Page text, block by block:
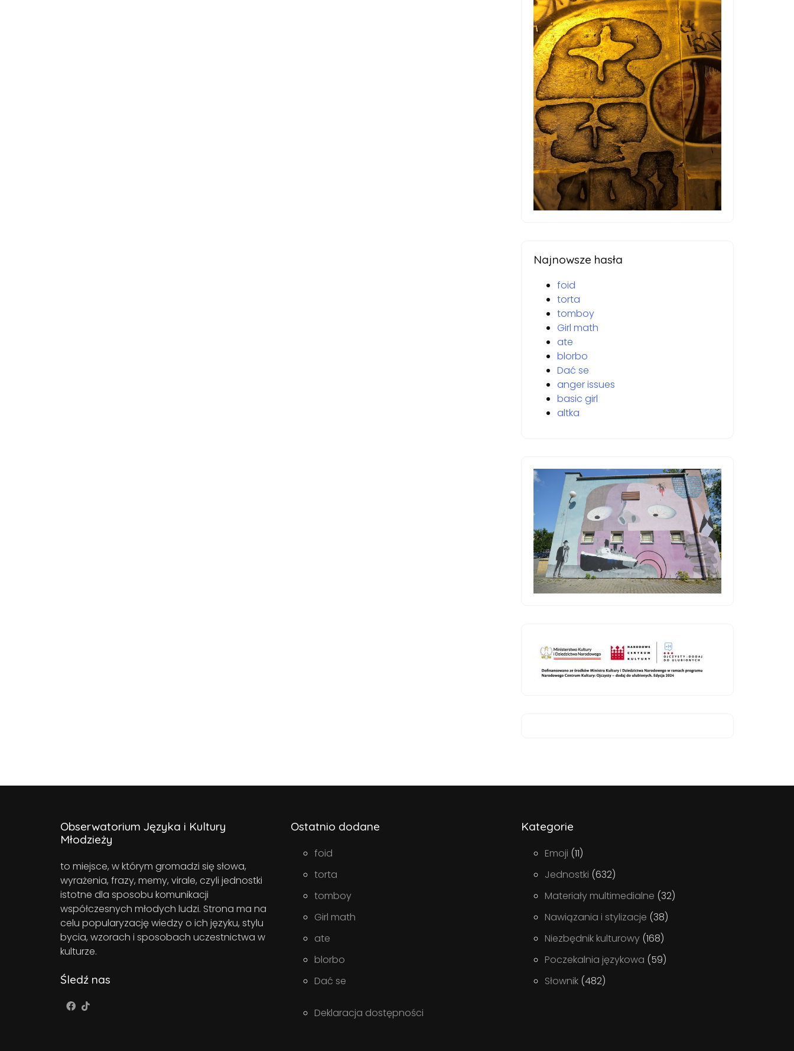
Najnowsze hasła
foid
torta
tomboy
Girl math
ate
blorbo
Dać se
anger issues
basic girl
altka
Obserwatorium Języka i Kultury
Młodzieży
to miejsce, w którym gromadzi się słowa,
wyrażenia, frazy, memy, virale, czyli jednostki
istotne dla sposobu komunikacji
współczesnych młodych ludzi. Strona ma na
celu popularyzację wiedzy o ich języku, stylu
bycia, wzorach i sposobach uczestnictwa w
kulturze.
Śledź nas
Ostatnio dodane
foid
torta
tomboy
Girl math
ate
blorbo
Dać se
Deklaracja dostępności
Kategorie
Emoji (11)
Jednostki (632)
Materiały multimedialne (32)
Nawiązania i stylizacje (38)
Niezbędnik kulturowy (168)
Poczekalnia językowa (59)
Słownik (482)